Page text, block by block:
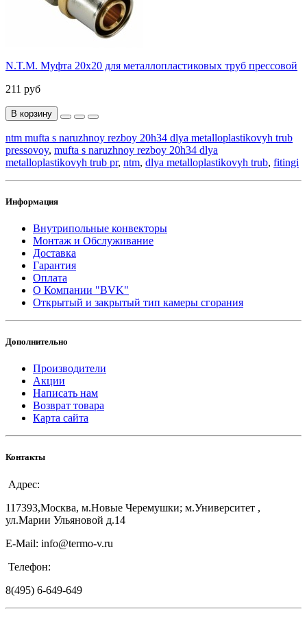
N.T.M. Муфта 20х20 для металлопластиковых труб прессовой
211 руб
В корзину
ntm mufta s naruzhnoy rezboy 20h34 dlya metalloplastikovyh trub
pressovoy, mufta s naruzhnoy rezboy 20h34 dlya
metalloplastikovyh trub pr, ntm, dlya metalloplastikovyh trub, fitingi
Информация
Внутрипольные конвекторы
Монтаж и Обслуживание
Доставка
Гарантия
Оплата
О Компании "BVK"
Открытый и закрытый тип камеры сгорания
Дополнительно
Производители
Акции
Написать нам
Возврат товара
Карта сайта
Контакты
Адрес:
117393,Москва, м.Новые Черемушки; м.Университет ,
ул.Марии Ульяновой д.14
E-Mail: info@termo-v.ru
Телефон:
8(495) 6-649-649